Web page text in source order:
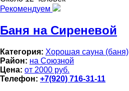
Рекомендуем
Баня на Сиреневой
Категория: Хорошая сауна (баня)
Район: на Союзной
Цена: от 2000 руб.
Телефон: +7(920) 716-31-11